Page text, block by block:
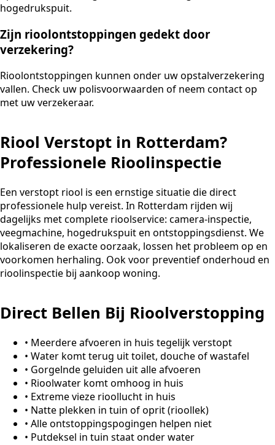
hogedrukspuit.
Zijn rioolontstoppingen gedekt door
verzekering?
Rioolontstoppingen kunnen onder uw opstalverzekering
vallen. Check uw polisvoorwaarden of neem contact op
met uw verzekeraar.
Riool Verstopt in Rotterdam?
Professionele Rioolinspectie
Een verstopt riool is een ernstige situatie die direct
professionele hulp vereist. In Rotterdam rijden wij
dagelijks met complete rioolservice: camera-inspectie,
veegmachine, hogedrukspuit en ontstoppingsdienst. We
lokaliseren de exacte oorzaak, lossen het probleem op en
voorkomen herhaling. Ook voor preventief onderhoud en
rioolinspectie bij aankoop woning.
Direct Bellen Bij Rioolverstopping
• Meerdere afvoeren in huis tegelijk verstopt
• Water komt terug uit toilet, douche of wastafel
• Gorgelnde geluiden uit alle afvoeren
• Rioolwater komt omhoog in huis
• Extreme vieze rioollucht in huis
• Natte plekken in tuin of oprit (rioollek)
• Alle ontstoppingspogingen helpen niet
• Putdeksel in tuin staat onder water